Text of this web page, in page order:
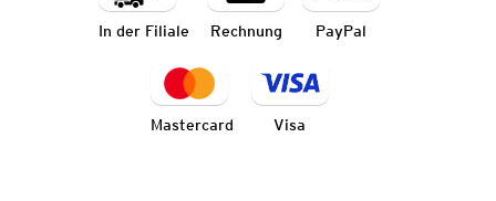
In der Filiale Rechnung PayPal
Mastercard Visa